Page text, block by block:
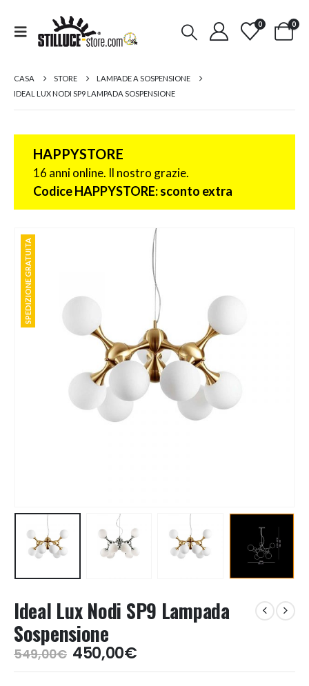
0 0
CASA STORE
LAMPADE A SOSPENSIONE
IDEAL LUX NODI SP9 LAMPADA SOSPENSIONE
HAPPYSTORE
16 anni online. Il nostro grazie.
Codice HAPPYSTORE: sconto extra
SPEDIZIONE GRATUITA
SPEDIZIONE GRATUITA
Ideal Lux Nodi SP9 Lampada
Sospensione
549,00€ Il
prezzo
450,00€Il
prezzo